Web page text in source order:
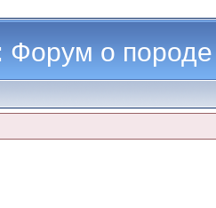
Форум о